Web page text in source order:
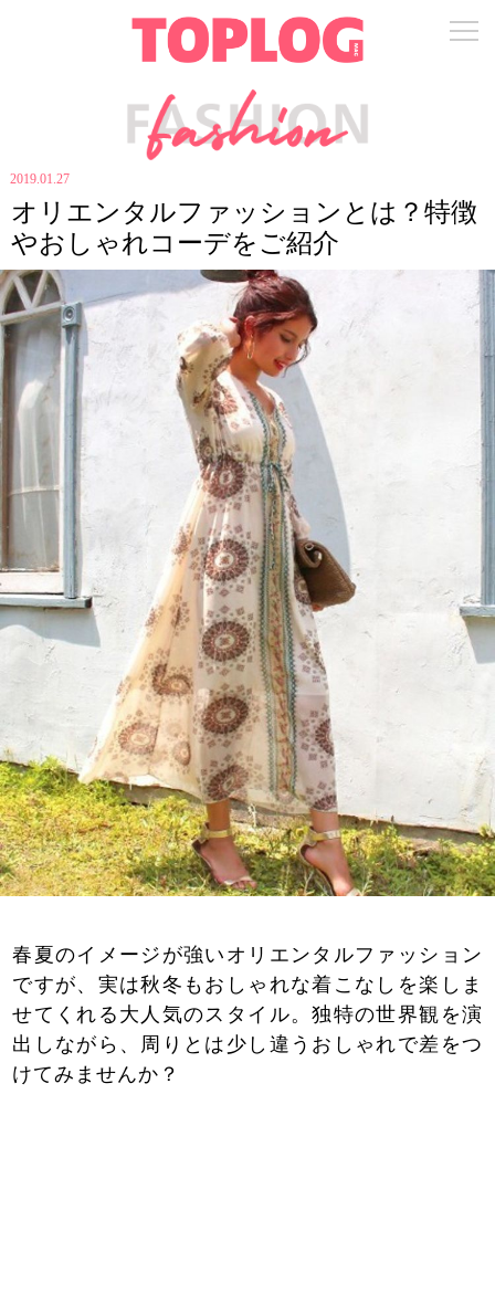
2019.01.27
オリエンタルファッションとは？特徴
やおしゃれコーデをご紹介
春夏のイメージが強いオリエンタルファッション
ですが、実は秋冬もおしゃれな着こなしを楽しま
せてくれる大人気のスタイル。独特の世界観を演
出しながら、周りとは少し違うおしゃれで差をつ
けてみませんか？